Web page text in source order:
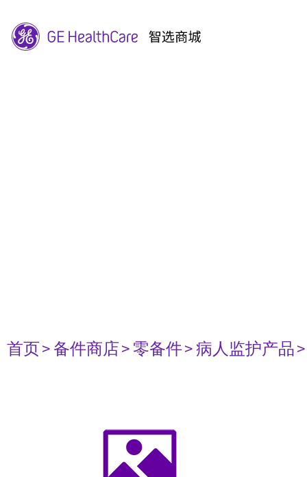
首页> 备件商店> 零备件> 病人监护产品